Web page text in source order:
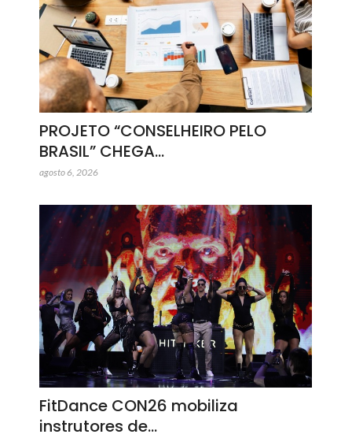
PROJETO “CONSELHEIRO PELO
BRASIL” CHEGA…
agosto 6, 2026
FitDance CON26 mobiliza
instrutores de…